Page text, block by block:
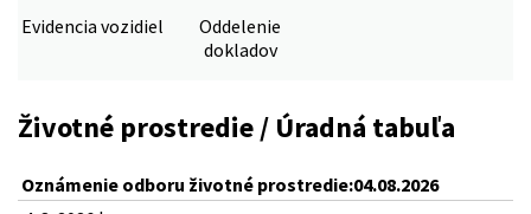
Evidencia vozidiel
Oddelenie
dokladov
Životné prostredie / Úradná tabuľa
Oznámenie odboru životné prostredie:04.08.2026